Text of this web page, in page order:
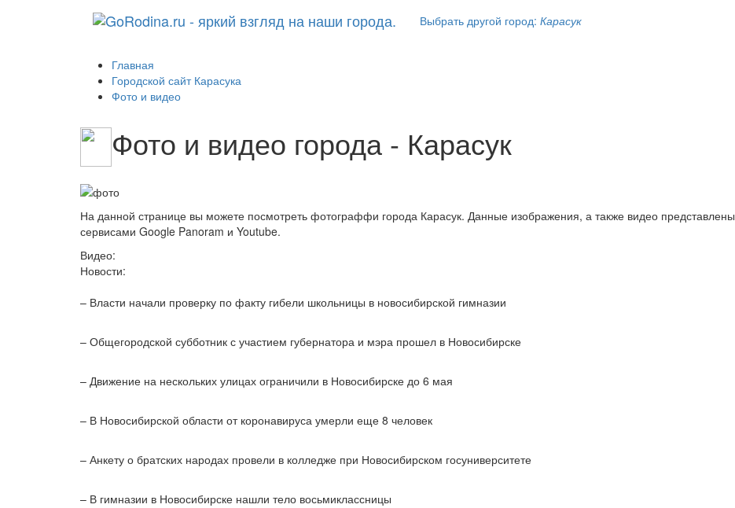
Выбрать другой город: Карасук
Главная
Городской сайт Карасука
Фото и видео
Фото и видео города - Карасук
На данной странице вы можете посмотреть фотограффи города Карасук. Данные изображения, а также видео представлены
сервисами Google Panoram и Youtube.
Видео:
Новости:
– Власти начали проверку по факту гибели школьницы в новосибирской гимназии
– Общегородской субботник с участием губернатора и мэра прошел в Новосибирске
– Движение на нескольких улицах ограничили в Новосибирске до 6 мая
– В Новосибирской области от коронавируса умерли еще 8 человек
– Анкету о братских народах провели в колледже при Новосибирском госуниверситете
– В гимназии в Новосибирске нашли тело восьмиклассницы